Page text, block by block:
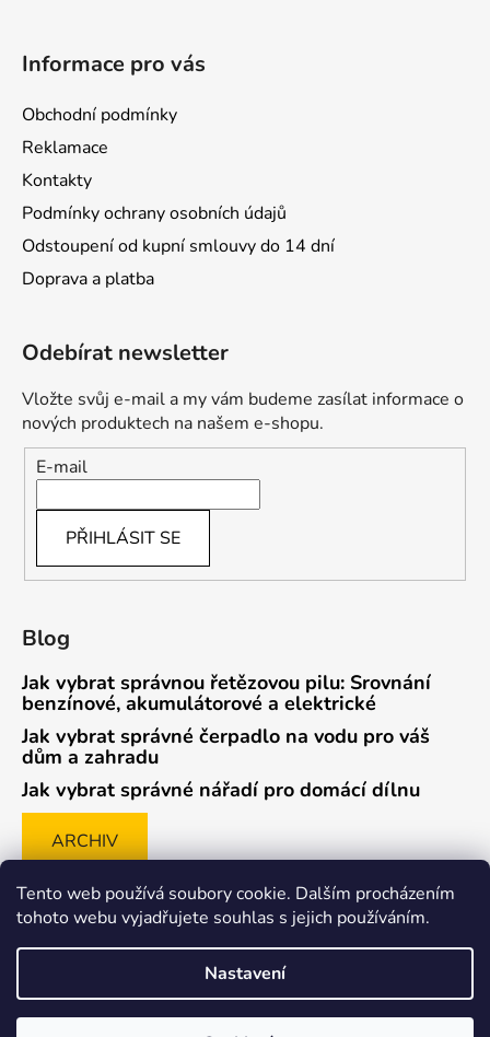
Tento web používá soubory cookie. Dalším procházením
tohoto webu vyjadřujete souhlas s jejich používáním.
Nastavení
Informace pro vás
Obchodní podmínky
Reklamace
Kontakty
Podmínky ochrany osobních údajů
Odstoupení od kupní smlouvy do 14 dní
Doprava a platba
Odebírat newsletter
Vložte svůj e-mail a my vám budeme zasílat informace o
nových produktech na našem e-shopu.
E-mail
PŘIHLÁSIT SE
Blog
Jak vybrat správnou řetězovou pilu: Srovnání
benzínové, akumulátorové a elektrické
Jak vybrat správné čerpadlo na vodu pro váš
dům a zahradu
Jak vybrat správné nářadí pro domácí dílnu
ARCHIV
Způsob ověřování recenzí